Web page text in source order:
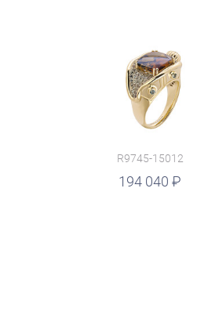
R9745-15012
194 040